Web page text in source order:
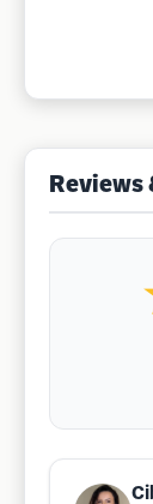
Reviews